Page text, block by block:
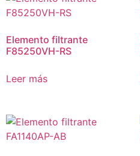
Elemento filtrante
F85250VH-RS
Leer más